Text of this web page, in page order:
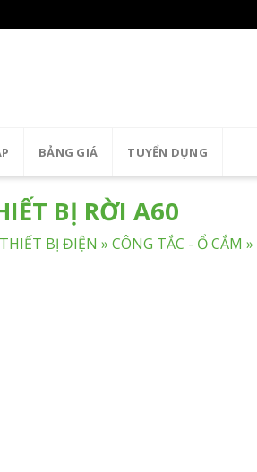
BẢNG GIÁ TUYỂN DỤNG
BỊ RỜI A60
THIẾT BỊ ĐIỆN » CÔNG TẮC - Ổ CẮM »